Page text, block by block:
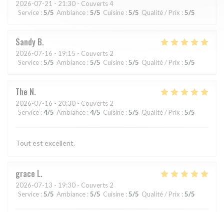
2026-07-21 - 21:30 - Couverts 4
Service : 5/5 Ambiance :5/5 Cuisine : 5/5 Qualité / Prix : 5/5
Sandy B
2026-07-16 - 19:15 - Couverts 2
Service : 5/5 Ambiance : 5/5 Cuisine : 5/5 Qualité / Prix : 5/5
The N
2026-07-16 - 20:30 - Couverts 2
Service : 4/5 Ambiance : 4/5 Cuisine : 5/5 Qualité / Prix : 5/5
Tout est excellent.
grace L
2026-07-13 - 19:30 - Couverts 2
Service : 5/5 Ambiance : 5/5 Cuisine : 5/5 Qualité / Prix : 5/5